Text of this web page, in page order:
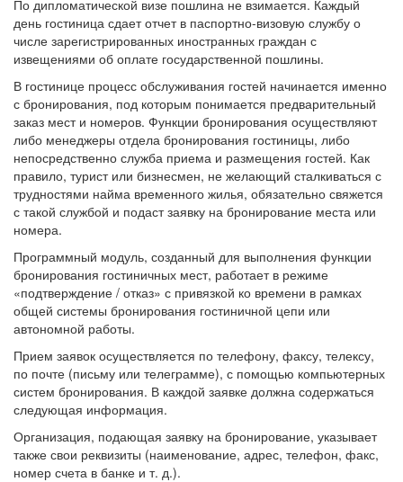
По дипломатической визе пошлина не взимается. Каждый
день гостиница сдает отчет в паспортно-визовую службу о
числе заре­гистрированных иностранных граждан с
извещениями об оплате государственной пошлины.
В гостинице процесс обслуживания гостей начинается именно
с бронирования, под которым понимается предварительный
заказ мест и номеров. Функции бронирования осуществляют
либо менеджеры отдела бронирования гостиницы, либо
непосредственно служба приема и размещения гостей. Как
правило, турист или бизнесмен, не желающий сталкиваться с
трудностями найма временного жилья, обязательно свяжется
с такой службой и подаст заявку на бронирование места или
номера.
Программный модуль, созданный для выполнения функции
бронирования гостиничных мест, работает в режиме
«подтверждение / отказ» с привязкой ко времени в рамках
общей системы бронирования гостиничной цепи или
автономной работы.
Прием заявок осуществляется по телефону, факсу, телексу,
по почте (письму или телеграмме), с помощью компьютерных
систем бронирования. В каждой заявке должна содержаться
следующая информация.
Организация, подающая заявку на бронирование, указывает
также свои реквизиты (наименование, адрес, телефон, факс,
номер счета в банке и т. д.).